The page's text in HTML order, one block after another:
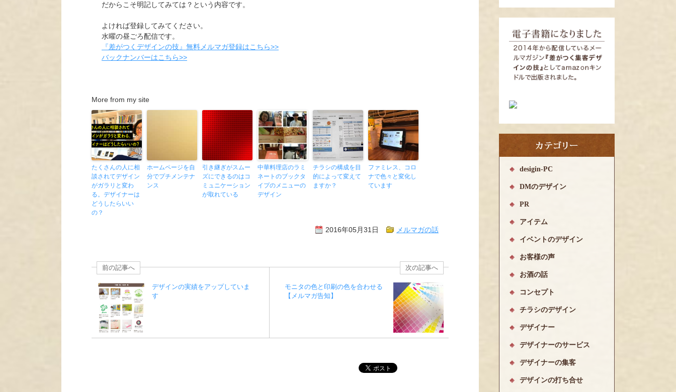
だからこそ明記してみては？という内容です。
よければ登録してみてください。
水曜の昼ごろ配信です。
『差がつくデザインの技』無料メルマガ登録はこちら>>
バックナンバーはこちら>>
More from my site
たくさんの人に相
談されてデザイン
がガラリと変わ
る。デザイナーは
どうしたらいい
の？
ホームページを自
分でプチメンテナ
ンス
引き継ぎがスムー
ズにできるのはコ
ミュニケーション
が取れている
中華料理店のラミ
ネートのブックタ
イプのメニューの
デザイン
チラシの構成を目
的によって変えて
ますか？
ファミレス、コロ
ナで色々と変化し
ています
2016年05月31日 メルマガの話
前の記事へ
デザインの実績をアップしていま
す
次の記事へ
モニタの色と印刷の色を合わせる
【メルマガ告知】
desigin-PC
DMのデザイン
PR
アイテム
イベントのデザイン
お客様の声
お酒の話
コンセプト
チラシのデザイン
デザイナー
デザイナーのサービス
デザイナーの集客
デザインの打ち合せ